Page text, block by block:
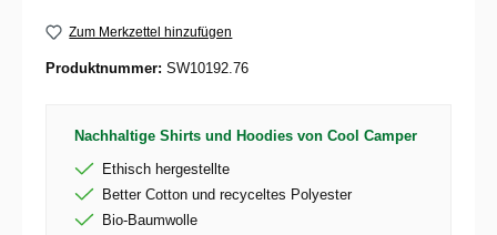
Zum Merkzettel hinzufügen
Produktnummer: SW10192.76
Nachhaltige Shirts und Hoodies von Cool Camper
Ethisch hergestellte
Better Cotton und recyceltes Polyester
Bio-Baumwolle